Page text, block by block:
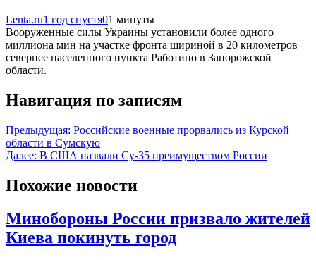
Lenta.ru1 год спустя01 минуты
Вооруженные силы Украины установили более одного
миллиона мин на участке фронта шириной в 20 километров
севернее населенного пункта Работино в Запорожской
области.
Навигация по записям
Предыдущая: Российские военные прорвались из Курской
области в Сумскую
Далее: В США назвали Су-35 преимуществом России
Похожие новости
Минобороны России призвало жителей
Киева покинуть город